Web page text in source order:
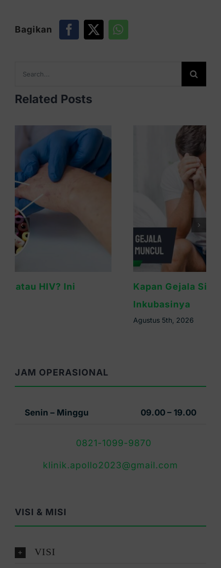
Bagikan
for:
Related Posts
Kapan Gejala Sifilis Muncul? Ini Masa
JAM OPERASIONAL
Senin – Minggu 09.00 – 19.00
0821-1099-9870
klinik.apollo2023@gmail.com
VISI & MISI
VISI